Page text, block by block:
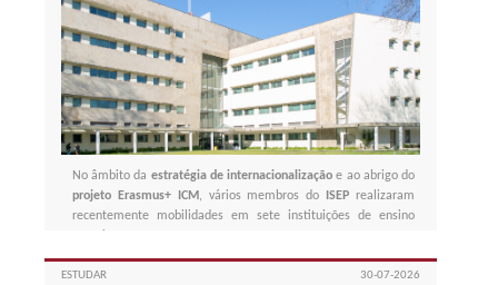
No âmbito da estratégia de internacionalização e ao abrigo do
projeto
Erasmus+ ICM, vários membros do ISEPrealizaram
recentemente mobilidades em sete instituições de ensino
ESTUDAR 30-07-2026